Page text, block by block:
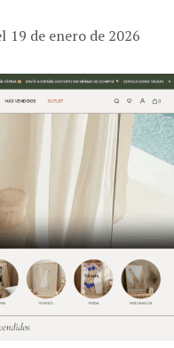
19 de enero de 2026